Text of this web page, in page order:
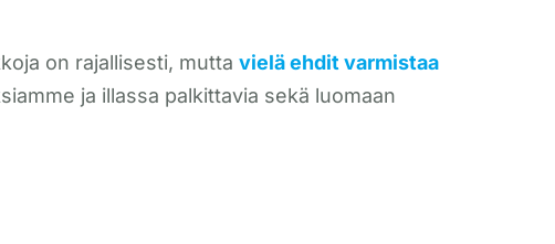
on rajallisesti, mutta vielä ehdit varmistaa
ja illassa palkittavia sekä luomaan